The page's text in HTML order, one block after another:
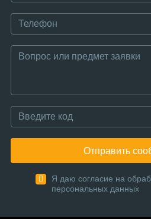
Отправить
Я даю согласие на
персональных данных